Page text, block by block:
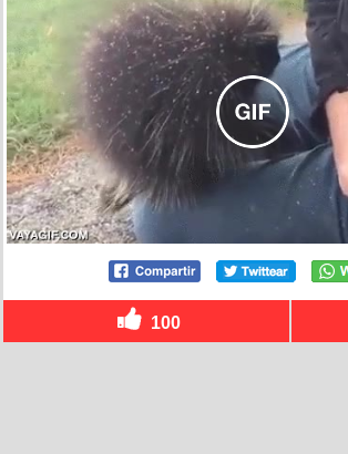
100